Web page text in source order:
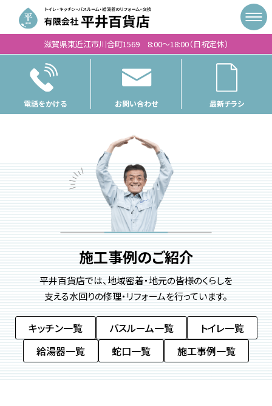
滋賀県東近江市川合町1569 8:00〜18:00（日祝定休）
電話をかける お問い合わせ 最新チラシ
施工事例のご紹介
平井百貨店では、地域密着・地元の皆様のくらしを
支える水回りの修理・リフォームを行っています。
キッチン一覧 バスルーム一覧
トイレ一覧
給湯器一覧
蛇口一覧 施工事例一覧